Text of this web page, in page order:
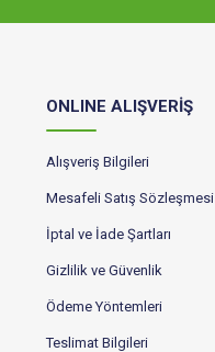
ONLINE ALIŞVERİŞ
Alışveriş Bilgileri
Mesafeli Satış Sözleşmesi
İptal ve İade Şartları
Gizlilik ve Güvenlik
Ödeme Yöntemleri
Teslimat Bilgileri